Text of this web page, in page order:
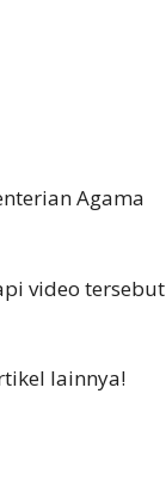
Agama
video tersebut
lainnya!